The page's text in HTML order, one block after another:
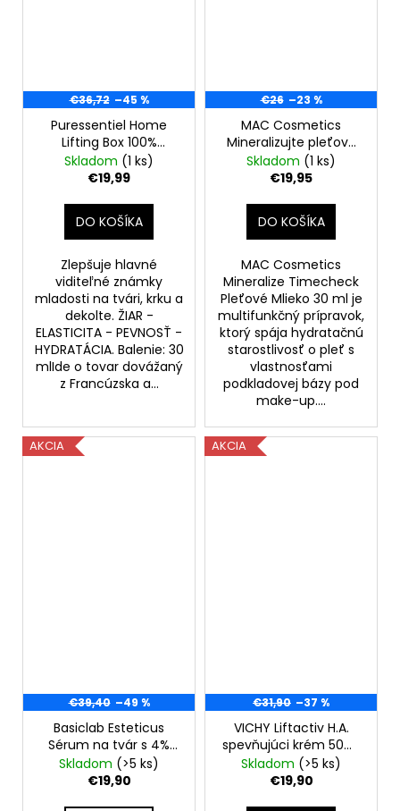
€36,72 –45 %
Puressentiel Home
Lifting Box 100%
prírodný elixír –
Odsávačka na tvár –
Skladom (1 ks)
€19,99
DO KOŠÍKA
Zlepšuje hlavné
viditeľné známky
mladosti na tvári, krku a
dekolte. ŽIAR -
ELASTICITA - PEVNOSŤ -
HYDRATÁCIA. Balenie: 30
mlIde o tovar dovážaný
z Francúzska a...
€26 –23 %
MAC Cosmetics
Mineralizujte pleťové
mlieko Timecheck 30
ml-bez krabičky
Skladom (1 ks)
€19,95
DO KOŠÍKA
MAC Cosmetics
Mineralize Timecheck
Pleťové Mlieko 30 ml je
multifunkčný prípravok,
ktorý spája hydratačnú
starostlivosť o pleť s
vlastnosťami
podkladovej bázy pod
make-up....
AKCIA
€39,40 –49 %
Basiclab Esteticus
Sérum na tvár s 4%
kyselinou
hyalurónovou 30ml
Skladom (>5 ks)
€19,90
AKCIA
€31,90 –37 %
VICHY Liftactiv H.A.
spevňujúci krém 50ml
- suchá pleť, EXP
07/26
Skladom (>5 ks)
€19,90